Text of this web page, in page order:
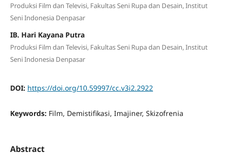
Produksi Film dan Televisi, Fakultas Seni Rupa dan Desain, Institut
Seni Indonesia Denpasar
IB. Hari Kayana Putra
Produksi Film dan Televisi, Fakultas Seni Rupa dan Desain, Institut
Seni Indonesia Denpasar
DOI: https://doi.org/10.59997/cc.v3i2.2922
Keywords: Film, Demistifikasi, Imajiner, Skizofrenia
Abstract